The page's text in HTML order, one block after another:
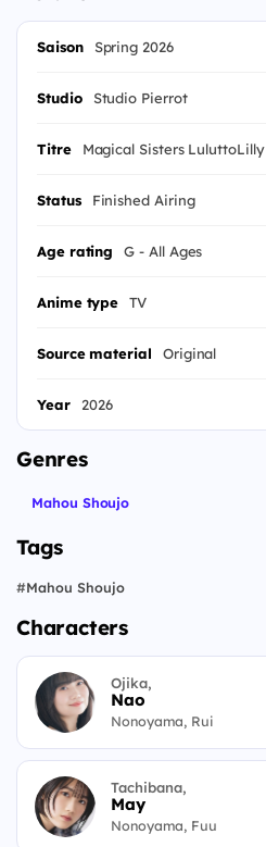
Saison Spring 2026
Studio Studio Pierrot
Titre Magical Sisters LuluttoLilly
Status Finished Airing
Age rating G - All Ages
Anime type TV
Source material Original
Year 2026
Genres
Mahou Shoujo
Tags
#Mahou Shoujo
Characters
Ojika,
Nao
Nonoyama, Rui
Tachibana,
May
Nonoyama, Fuu